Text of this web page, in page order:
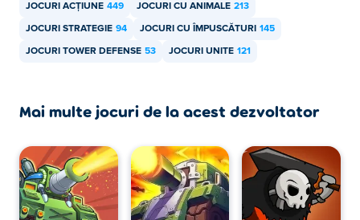
JOCURI ACȚIUNE 449 JOCURI CU ANIMALE 213
JOCURI STRATEGIE 94 JOCURI CU ÎMPUSCĂTURI 145
JOCURI TOWER DEFENSE 53 JOCURI UNITE 121
Mai multe jocuri de la acest dezvoltator